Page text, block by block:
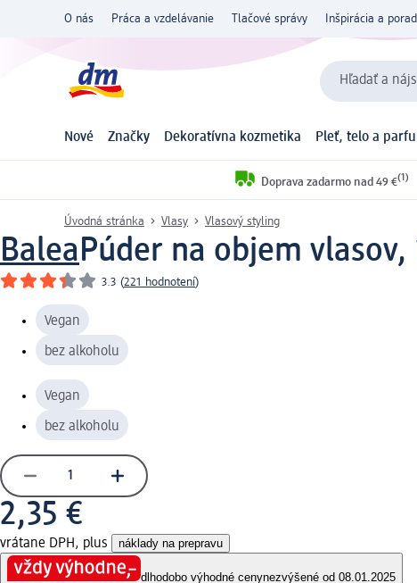
O nás Práca a vzdelávanie Tlačové správy Inšpirácia a
Hľadať a
Nové Značky Dekoratívna kozmetika Pleť, telo a
Doprava zadarmo nad 49 €(1)
Úvodná stránka Vlasy Vlasový styling
BaleaPúder na objem vlasov,
3.3 (221 hodnotení)
Vegan
bez alkoholu
Vegan
bez alkoholu
2,35 €
vrátane DPH, plus náklady na prepravu
dlhodobo výhodné cenynezvýšené od 08.01.2025